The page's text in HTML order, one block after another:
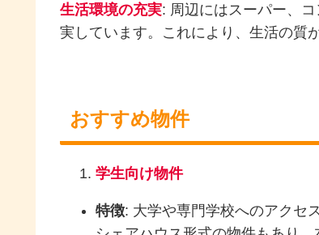
生活環境の充実: 周辺にはスーパー、
実しています。これにより、生活の質
おすすめ物件
学生向け物件
特徴: 大学や専門学校へのアクセ